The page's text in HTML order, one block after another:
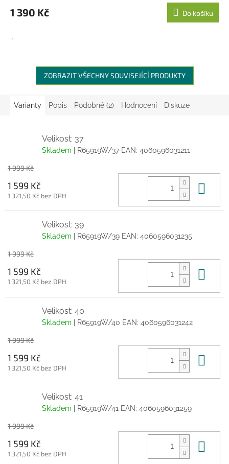
1 390 Kč Do košíku
...
ZOBRAZIT VŠECHNY SOUVISEJÍCÍ PRODUKTY
Varianty Popis Podobné (2) Hodnocení Diskuze
Velikost: 37
Skladem | R65919W/37 EAN: 4060596031211
1 999 Kč
1 599 Kč
1 321,50 Kč bez DPH
Velikost: 39
Skladem | R65919W/39 EAN: 4060596031235
1 999 Kč
1 599 Kč
1 321,50 Kč bez DPH
Velikost: 40
Skladem | R65919W/40 EAN: 4060596031242
1 999 Kč
1 599 Kč
1 321,50 Kč bez DPH
Velikost: 41
Skladem | R65919W/41 EAN: 4060596031259
1 999 Kč
1 599 Kč
1 321,50 Kč bez DPH